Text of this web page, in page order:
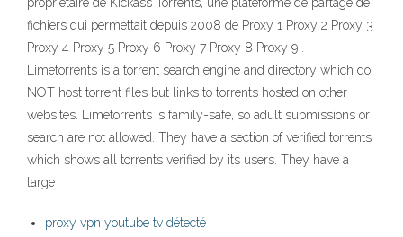
fichiers qui permettait depuis 2008 de Proxy 1 Proxy 2 Proxy 3
Proxy 4 Proxy 5 Proxy 6 Proxy 7 Proxy 8 Proxy 9 .
Limetorrents is a torrent search engine and directory which do
NOT host torrent files but links to torrents hosted on other
websites. Limetorrents is family-safe, so adult submissions or
search are not allowed. They have a section of verified torrents
which shows all torrents verified by its users. They have a
large
proxy vpn youtube tv détecté